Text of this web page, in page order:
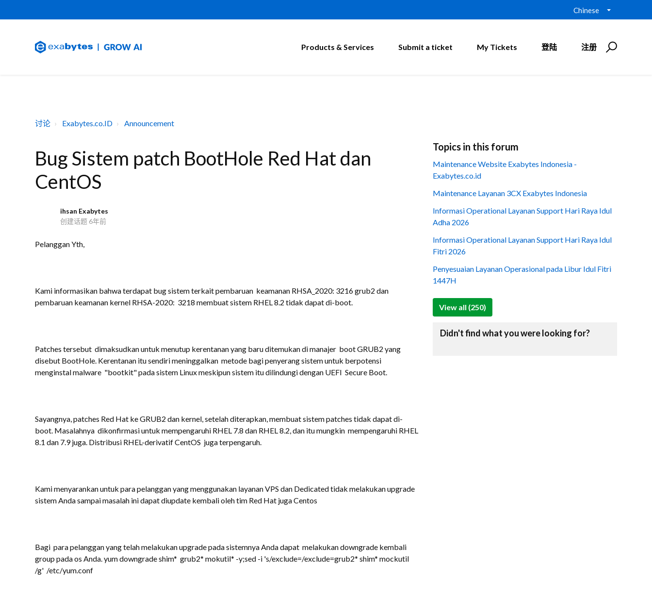
Chinese
Products & Services Submit a ticket My Tickets 登陆 注册
讨论 Exabytes.co.ID Announcement
Bug Sistem patch BootHole Red Hat dan
CentOS
ihsan Exabytes
创建话题 6年前
Pelanggan Yth,
Kami informasikan bahwa terdapat bug sistem terkaitpembaruan keamanan RHSA_2020: 3216 grub2 dan
pembaruan keamanan kernel RHSA-2020: 3218 membuat sistem RHEL 8.2 tidak dapat di-boot.
Patches tersebut dimaksudkan untuk menutup kerentanan yang baru ditemukan di manajer boot GRUB2 yang
disebut BootHole. Kerentanan itu sendiri meninggalkan metode bagi penyerang sistem untuk berpotensi
menginstal malware "bootkit" pada sistem Linux meskipun sistem itu dilindungi dengan UEFI Secure Boot.
Sayangnya, patches Red Hat ke GRUB2 dan kernel, setelah diterapkan, membuat sistem patches tidak dapat di-
boot. Masalahnya dikonfirmasi untuk mempengaruhi RHEL 7.8 dan RHEL 8.2, dan itu mungkin mempengaruhi RHEL
8.1 dan 7.9 juga. Distribusi RHEL-derivatif CentOS juga terpengaruh.
Kami menyarankan untuk para pelanggan yang menggunakan layanan VPS dan Dedicated tidak melakukan upgrade
sistem Andasampai masalah ini dapat diupdate kembali olehtim Red Hat juga Centos
Bagi para pelanggan yang telah melakukan upgrade pada sistemnya Anda dapat melakukan downgrade kembali
group pada os Anda. yum downgrade shim* grub2* mokutil* -y;sed -i 's/exclude=/exclude=grub2* shim* mockutil
/g' /etc/yum.conf
Topics in this forum
Maintenance Website Exabytes Indonesia -
Exabytes.co.id
Maintenance Layanan 3CX Exabytes Indonesia
Informasi Operational Layanan Support Hari Raya Idul
Adha 2026
Informasi Operational Layanan Support Hari Raya Idul
Fitri 2026
Penyesuaian Layanan Operasional pada Libur Idul Fitri
1447H
View all (250)
Didn't find what you were looking for?